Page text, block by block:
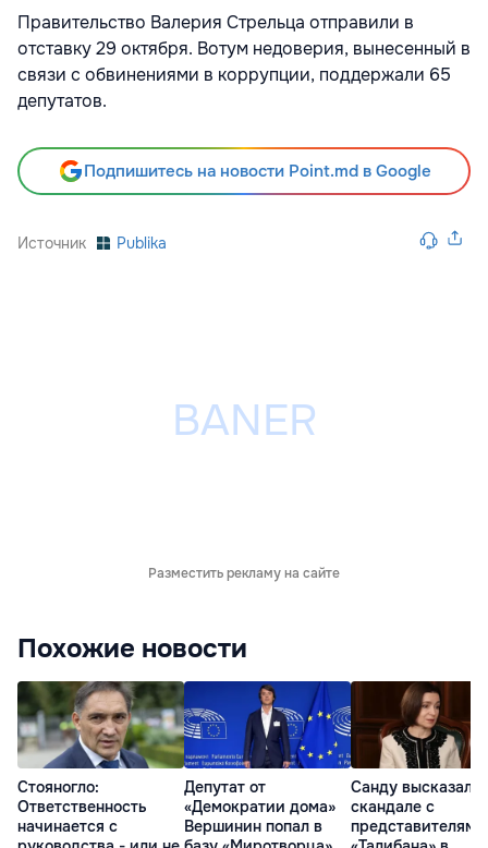
Правительство Валерия Стрельца отправили в
отставку 29 октября. Вотум недоверия, вынесенный в
связи с обвинениями в коррупции, поддержали 65
депутатов.
Подпишитесь на новости Point.md в Google
Источник Publika
Разместить рекламу на сайте
Похожие новости
Стояногло:
Ответственность
начинается с
Депутат от
«Демократии дома»
Вершинин попал в
Санду
скандале с
представителями